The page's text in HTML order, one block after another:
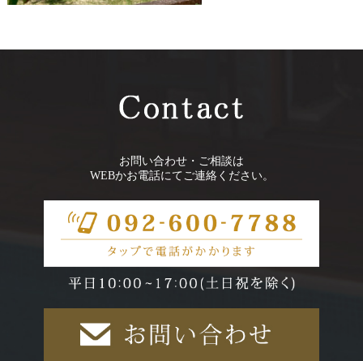
お問い合わせ・ご相談は
WEBかお電話にてご連絡ください。